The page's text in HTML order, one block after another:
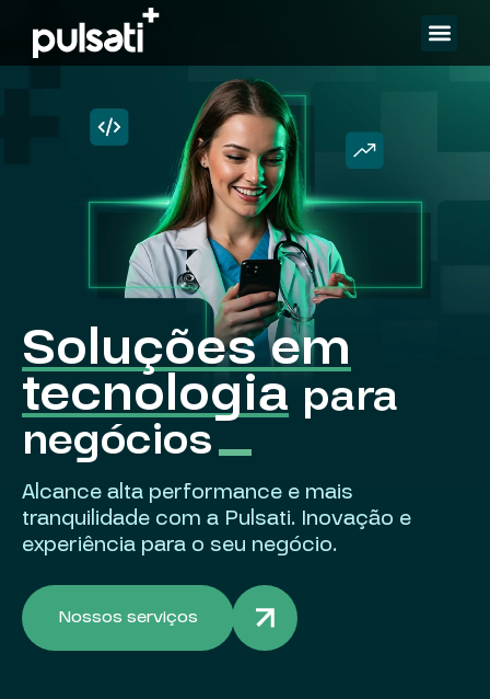
Soluções em
tecnologia para
negócios
Alcance alta performance e mais
tranquilidade com a Pulsati. Inovação e
experiência para o seu negócio.
Nossos serviços